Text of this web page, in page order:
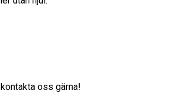
oss gärna!